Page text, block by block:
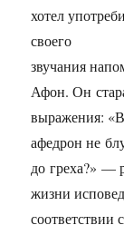
хотел
своего
звучания
Афон. Он
выражения: «В
афедрон не
до греха?» —
жизни